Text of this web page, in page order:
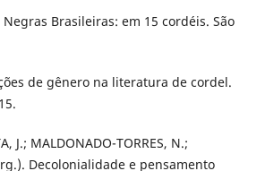
Negras Brasileiras: em 15 cordéis. São
de gênero na literatura de cordel.
J.; MALDONADO-TORRES, N.;
Decolonialidade e pensamento